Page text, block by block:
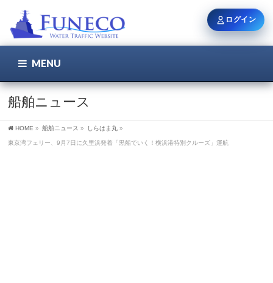
MENU
船舶ニュース
HOME » 船舶ニュース » しらはま丸 »
東京湾フェリー、9月7日に久里浜発着「黒船でいく！横浜港特別クルーズ」運航
ログイン
ユーザー名 / メール